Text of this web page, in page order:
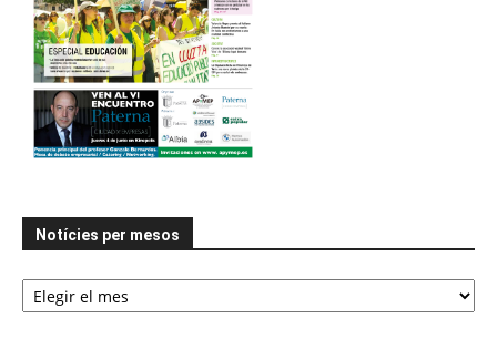
Notícies per mesos
Notícies
per